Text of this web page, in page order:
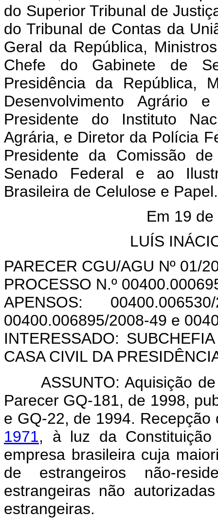
do Superior Tribunal de
do Tribunal de Contas da
Geral da República,
Chefe do Gabinete de
Presidência da República,
Desenvolvimento Agrário
Presidente do Instituto
Agrária, e Diretor da Polícia
Presidente da Comissão
Senado Federal e ao
Brasileira de Celulose e Papel.
Em 19
LUÍS
PARECER CGU/AGU Nº 01/
PROCESSO N.º
APENSOS:
00400.006895/2008-49 e
INTERESSADO:
CASA CIVIL DA
ASSUNTO: Aquisição
Parecer GQ-181, de 1998,
e GQ-22, de 1994.
1971, à luz da
empresa brasileira cuja
de estrangeiros não-
estrangeiras não
estrangeiras.